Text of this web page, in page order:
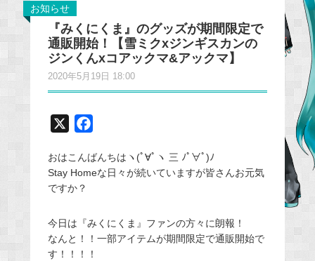
お知らせ
『みくにくま』のグッズが期間限定で
通販開始！【雪ミクxジンギスカンの
ジンくんxコアックマ&アックマ】
2020年5月19日 18:00
c
e
o
k
おはこんばんちはヽ(ﾟ∀ﾟヽ 三 ﾉﾟ∀ﾟ)ﾉ
Stay Homeな日々が続いていますが皆さんお元気
ですか？
今日は『みくにくま』ファンの方々に朗報！
なんと！！一部アイテムが期間限定で通販開始で
す！！！！